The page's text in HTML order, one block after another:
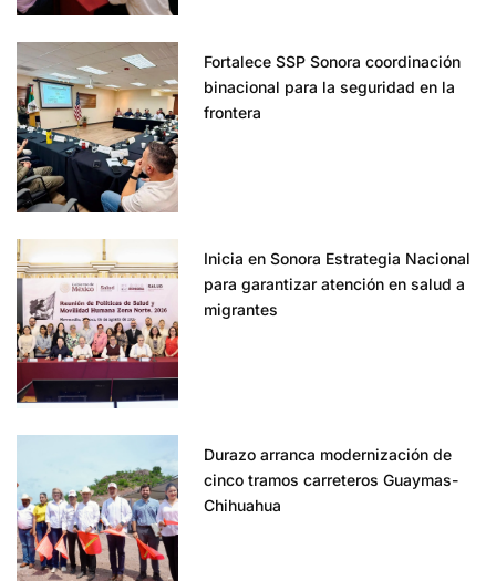
Fortalece SSP Sonora coordinación
binacional para la seguridad en la
frontera
Inicia en Sonora Estrategia Nacional
para garantizar atención en salud a
migrantes
Durazo arranca modernización de
cinco tramos carreteros Guaymas-
Chihuahua